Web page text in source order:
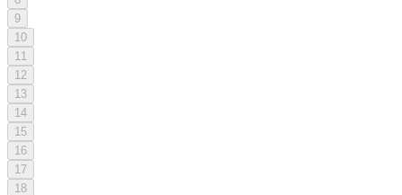
9
10
11
12
13
14
15
16
17
18